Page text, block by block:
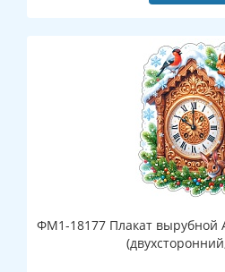
ФМ1-18177 Плакат вырубной